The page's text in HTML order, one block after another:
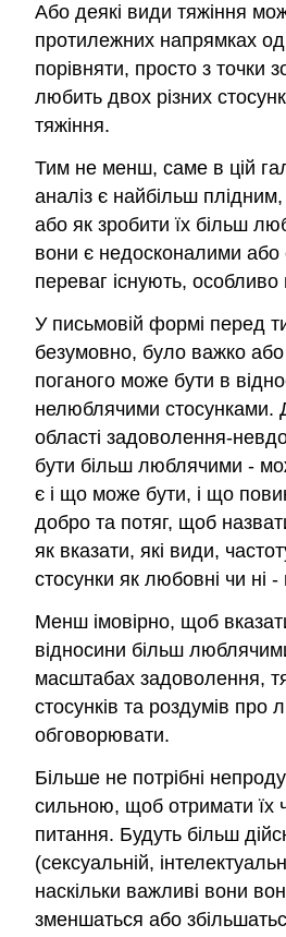
Або деякі види тяжіння
протилежних напрямках
порівняти, просто з точки
любить двох різних
тяжіння.
Тим не менш, саме в цій
аналіз є найбільш
або як зробити їх більш
вони є недосконалими або
переваг існують,
У письмовій формі перед
безумовно, було важко або
поганого може бути в
нелюблячими стосунками.
області задоволення-
бути більш люблячими -
є і що може бути, і що
добро та потяг, щоб
як вказати, які види,
стосунки як любовні чи ні
Менш імовірно, щоб
відносини більш
масштабах задоволення,
стосунків та роздумів про
обговорювати.
Більше не потрібні
сильною, щоб отримати їх
питання. Будуть більш
(сексуальній,
наскільки важливі вони
зменшаться або